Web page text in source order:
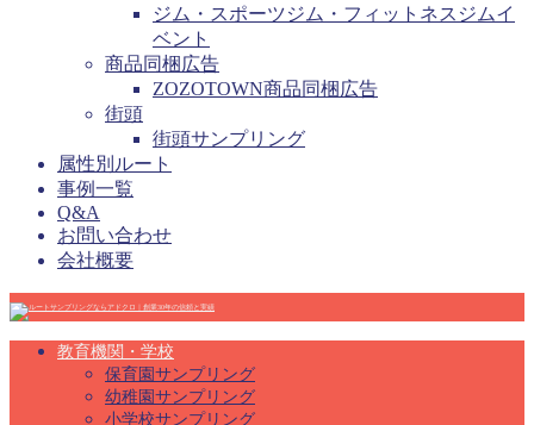
ジム・スポーツジム・フィットネスジムイ
ベント
商品同梱広告
ZOZOTOWN商品同梱広告
街頭
街頭サンプリング
属性別ルート
事例一覧
Q&A
お問い合わせ
会社概要
教育機関・学校
保育園サンプリング
幼稚園サンプリング
小学校サンプリング